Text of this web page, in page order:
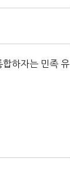
하자는 민족 유